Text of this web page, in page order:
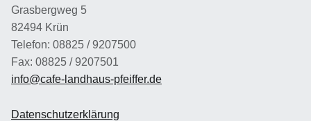
Grasbergweg 5
82494 Krün
Telefon: 08825 / 9207500
Fax: 08825 / 9207501
info@cafe-landhaus-pfeiffer.de
Datenschutzerklärung